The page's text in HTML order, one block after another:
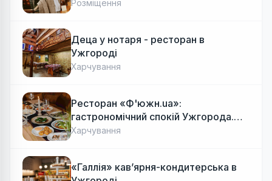
Розміщення
Деца у нотаря - ресторан в
Ужгороді
Харчування
Ресторан «Ф'южн.ua»:
гастрономічний спокій Ужгорода.
Авторська локальна кухня, затишок
Харчування
«Галлія» кав’ярня-кондитерська в